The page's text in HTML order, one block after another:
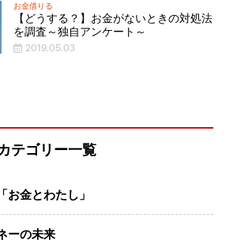
お金借りる
【どうする？】お金がないときの対処法
を調査～独自アンケート～
2019.05.03
テゴリー一覧
お金とわたし」
ーの未来